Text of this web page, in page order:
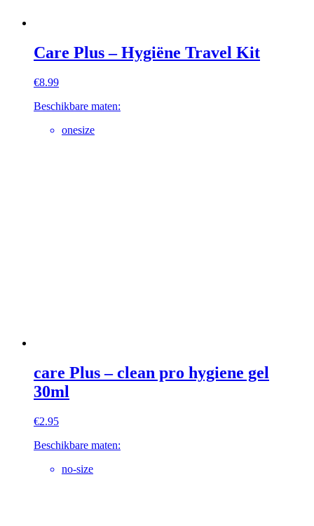
Care Plus – Hygiëne Travel Kit
€8.99
Beschikbare maten:
onesize
care Plus – clean pro hygiene gel
30ml
€2.95
Beschikbare maten:
no-size